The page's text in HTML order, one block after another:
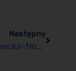
Następny
Eliza Bobecka-Nowak